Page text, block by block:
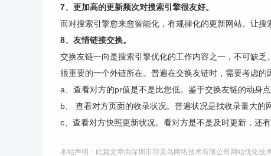
7、更加高的更新频次对搜索引擎很友好。
而对搜索引擎愈来愈智能化，有规律化的更新网站。让
8、友情链接交换。
交换友链一向是搜索引擎优化的工作内容之一，不可缺
很重要的一个外链所在。普遍在交换友链时，需要考虑的
a、查看对方的pr值是不是比您低。鉴于交换友链的动身
b、 查看对方页面的收录状况。普遍状况是找收录量大的
c、查看对方快照更新状况。看对方是不是及时更新，还有
本站声明：此篇文章由深圳市羽灵鸟网络技术有限公司网站优化技